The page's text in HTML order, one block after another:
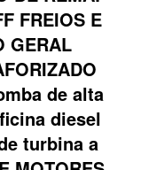
FREIOS E
GERAL
de alta
diesel
turbina a